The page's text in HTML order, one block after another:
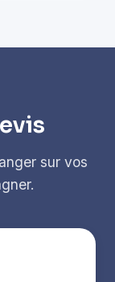
sur vos